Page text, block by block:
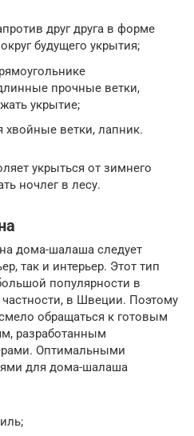
друг друга в форме
будущего укрытия;
прочные ветки,
укрытие;
хвойные ветки, лапник.
укрыться от зимнего
ночлег в лесу.
дома-шалаша следует
так и интерьер. Этот тип
популярности в
частности, в Швеции. Поэтому
обращаться к готовым
разработанным
Оптимальными
для дома-шалаша